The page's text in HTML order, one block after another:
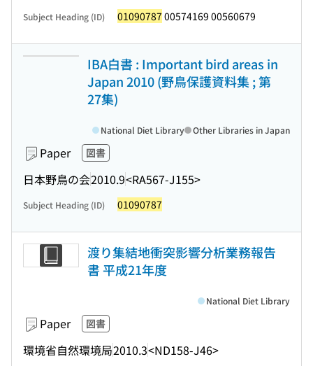
Subject Heading (ID) 01090787 00574169 00560679
IBA白書 : Important bird areas in
Japan 2010 (野鳥保護資料集 ; 第
27集)
Paper 図書
日本野鳥の会2010.9<RA567-J155>
National Diet Library Other Libraries in Japan
Subject Heading (ID) 01090787
渡り集結地衝突影響分析業務報告
書 平成21年度
Paper 図書
環境省自然環境局2010.3<ND158-J46>
National Diet Library